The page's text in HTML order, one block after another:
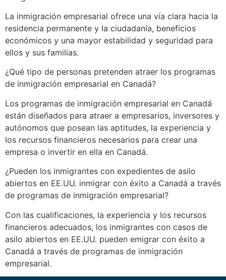
La inmigración empresarial ofrece una vía clara hacia la
residencia permanente y la ciudadanía, beneficios
económicos y una mayor estabilidad y seguridad para
ellos y sus familias.
¿Qué tipo de personas pretenden atraer los programas
de inmigración empresarial en Canadá?
Los programas de inmigración empresarial en Canadá
están diseñados para atraer a empresarios, inversores y
autónomos que posean las aptitudes, la experiencia y
los recursos financieros necesarios para crear una
empresa o invertir en ella en Canadá.
¿Pueden los inmigrantes con expedientes de asilo
abiertos en EE.UU. inmigrar con éxito a Canadá a través
de programas de inmigración empresarial?
Con las cualificaciones, la experiencia y los recursos
financieros adecuados, los inmigrantes con casos de
asilo abiertos en EE.UU. pueden emigrar con éxito a
Canadá a través de programas de inmigración
empresarial.